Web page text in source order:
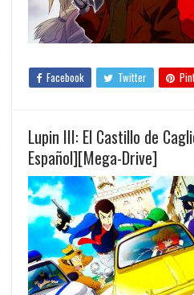
Facebook Twitter
Lupin III: El Castillo de
Español][Mega-Drive]